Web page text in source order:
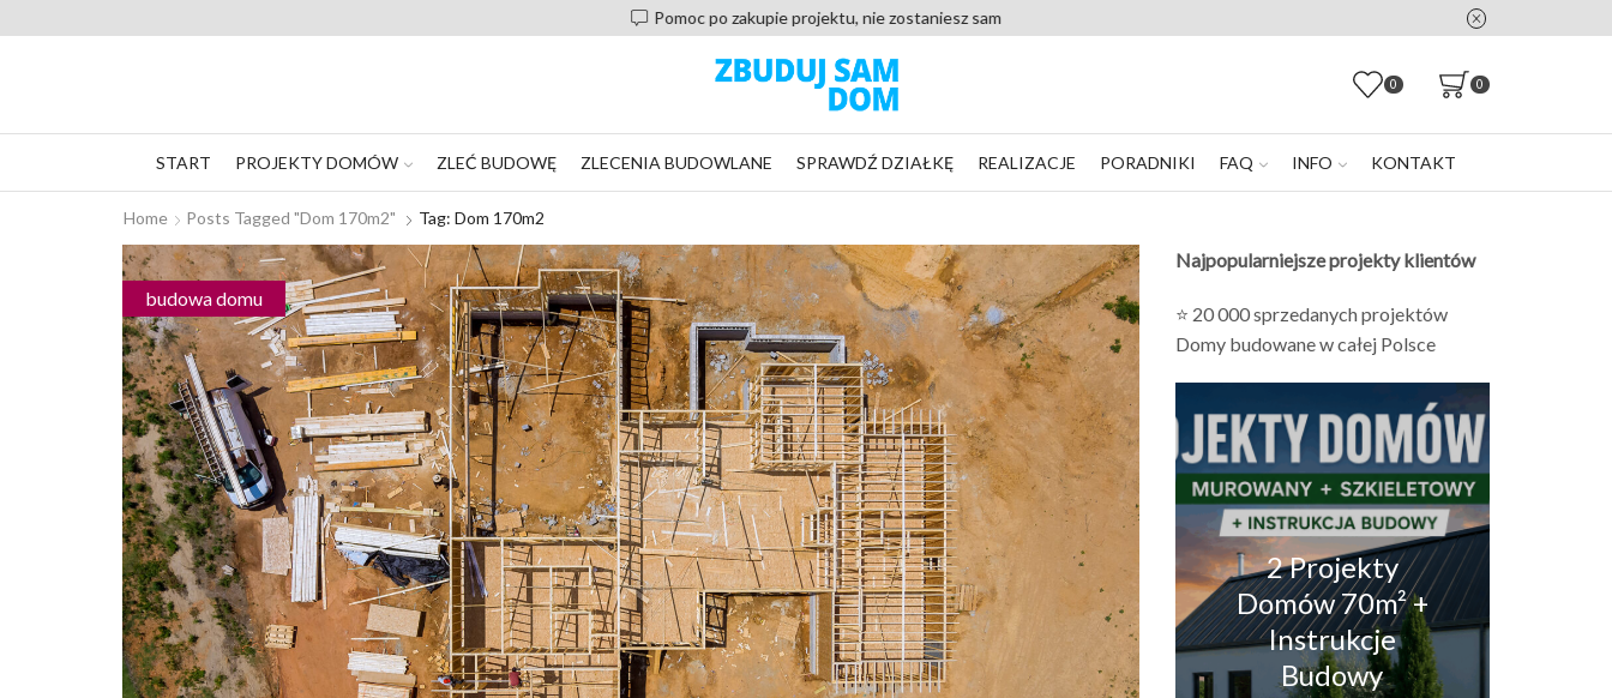
Pomoc po zakupie projektu, nie zostaniesz sam
0 0
START PROJEKTY DOMÓW ZLEĆ BUDOWĘ ZLECENIA BUDOWLANE SPRAWDŹ DZIAŁKĘ REALIZACJE PORADNIKI FAQ INFO KONTAKT
Home Posts Tagged "dom 170m2" Tag: Dom 170m2
budowa domu
Najpopularniejsze projekty klientów
⭐ 20 000 sprzedanych projektów
Domy budowane w całej Polsce
2 Projekty
Domów 70m² +
Instrukcje
Budowy